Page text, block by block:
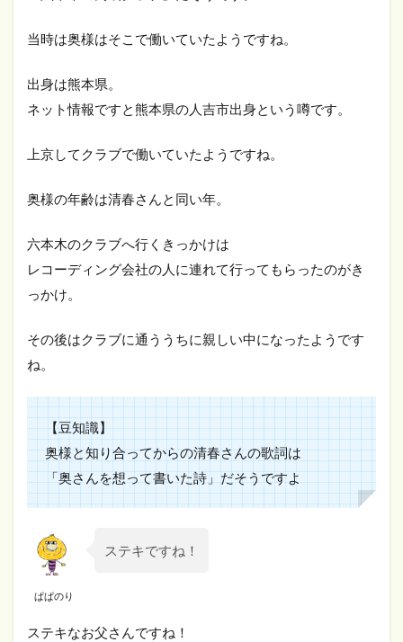
当時は奥様はそこで働いていたようですね。
出身は熊本県。
ネット情報ですと熊本県の人吉市出身という噂です。
上京してクラブで働いていたようですね。
奥様の年齢は清春さんと同い年。
六本木のクラブへ行くきっかけは
レコーディング会社の人に連れて行ってもらったのがき
っかけ。
その後はクラブに通ううちに親しい中になったようです
ね。
【豆知識】
奥様と知り合ってからの清春さんの歌詞は
「奥さんを想って書いた詩」だそうですよ
ぱぱのり
ステキですね！
ステキなお父さんですね！